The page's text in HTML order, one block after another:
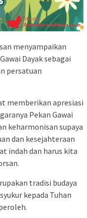
menyampaikan
Dayak sebagai
persatuan
memberikan apresiasi
Pekan Gawai
keharmonisan supaya
dan kesejahteraan
indah dan harus kita
tradisi budaya
kepada Tuhan